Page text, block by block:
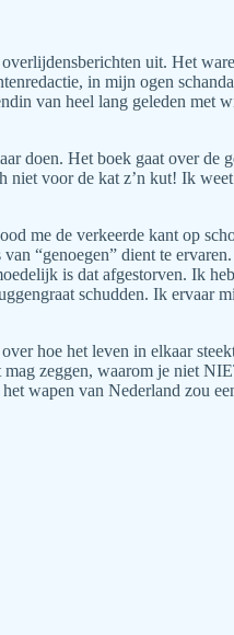
uit. Het
in mijn ogen
van heel lang geleden met
doen. Het boek gaat over
niet voor de kat z’n kut! Ik
me de verkeerde kant op
“genoegen” dient te
is dat afgestorven. Ik
schudden. Ik
hoe het leven in elkaar
zeggen, waarom je niet
wapen van Nederland zou